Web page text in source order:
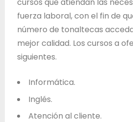
cursos que atiendan las
fuerza laboral, con el fin de
número de tonaltecas
mejor calidad. Los cursos a
siguientes.
Informática.
Inglés.
Atención al cliente.